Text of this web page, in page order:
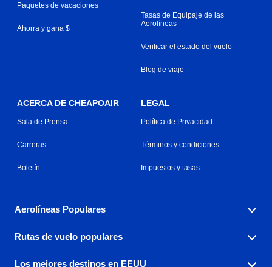
Paquetes de vacaciones
Ahorra y gana $
Tasas de Equipaje de las
Aerolíneas
Verificar el estado del vuelo
Blog de viaje
ACERCA DE CHEAPOAIR
Sala de Prensa
Carreras
Boletín
LEGAL
Política de Privacidad
Términos y condiciones
Impuestos y tasas
Aerolíneas Populares
Explora nuestras opciones de tarifas aéreas baratas por
aerolínea, con más de 500 opciones para elegir.
Rutas de vuelo populares
Los mejores destinos en EEUU